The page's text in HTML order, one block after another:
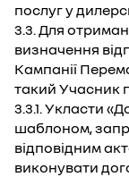
послуг у
3.3. Для
визначення
Кампанії
такий Учасник
3.3.1. Укласти
шаблоном,
відповідним
виконувати